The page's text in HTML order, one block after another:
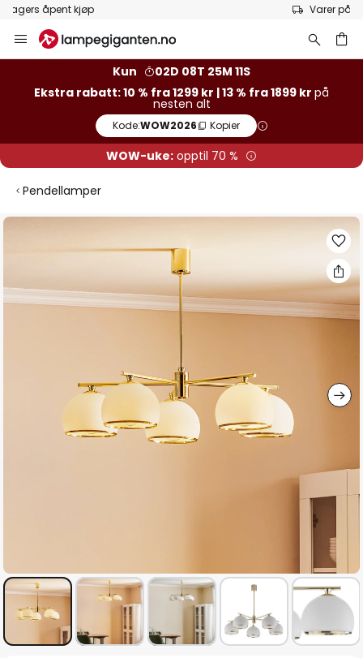
Hopp
til
Kun
02D 08T 25M 11S
Ekstra rabatt: 10 % fra 1299 kr | 13 % fra 1899 kr på
nesten alt
Kode:WOW2026 Kopier
WOW-uke: opptil 70 %
Pendellamper
Gå
av
bildegalleri